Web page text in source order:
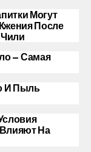
Могут
После
— Самая
И Пыль
На